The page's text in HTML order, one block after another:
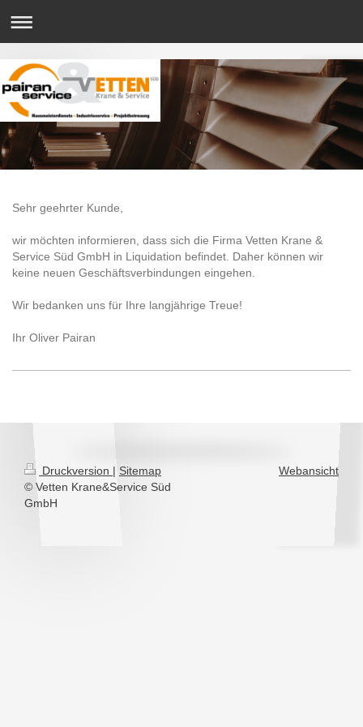
Sehr geehrter Kunde,
wir möchten informieren, dass sich die Firma Vetten Krane &
Service Süd GmbH in Liquidation befindet. Daher können wir
keine neuen Geschäftsverbindungen eingehen.
Wir bedanken uns für Ihre langjährige Treue!
Ihr Oliver Pairan
Druckversion | Sitemap
© Vetten Krane&Service Süd
GmbH
Webansicht